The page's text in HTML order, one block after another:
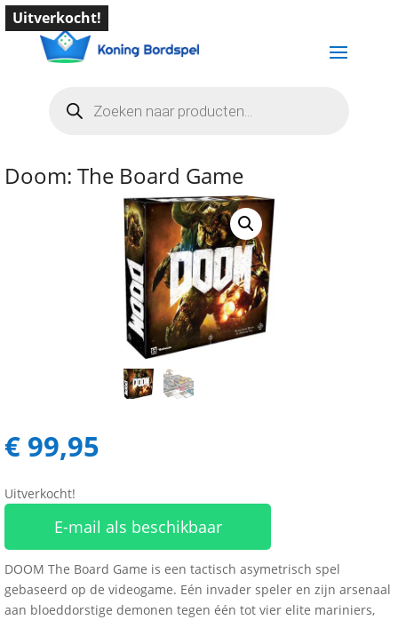
zoeken
Uitverkocht!
Doom: The Board Game
€ 99,95
Uitverkocht!
E-mail als beschikbaar
DOOM The Board Game is een tactisch asymetrisch spel
gebaseerd op de videogame. Eén invader speler en zijn arsenaal
aan bloeddorstige demonen tegen één tot vier elite mariniers,